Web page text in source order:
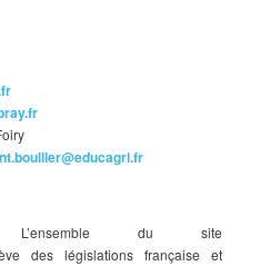
du site
des législations française et